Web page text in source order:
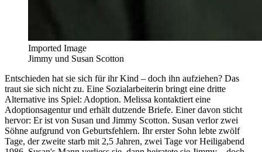
Imported Image
Jimmy und Susan Scotton
Entschieden hat sie sich für ihr Kind – doch ihn aufziehen? Das
traut sie sich nicht zu. Eine Sozialarbeiterin bringt eine dritte
Alternative ins Spiel: Adoption. Melissa kontaktiert eine
Adoptionsagentur und erhält dutzende Briefe. Einer davon sticht
hervor: Er ist von Susan und Jimmy Scotton. Susan verlor zwei
Söhne aufgrund von Geburtsfehlern. Ihr erster Sohn lebte zwölf
Tage, der zweite starb mit 2,5 Jahren, zwei Tage vor Heiligabend